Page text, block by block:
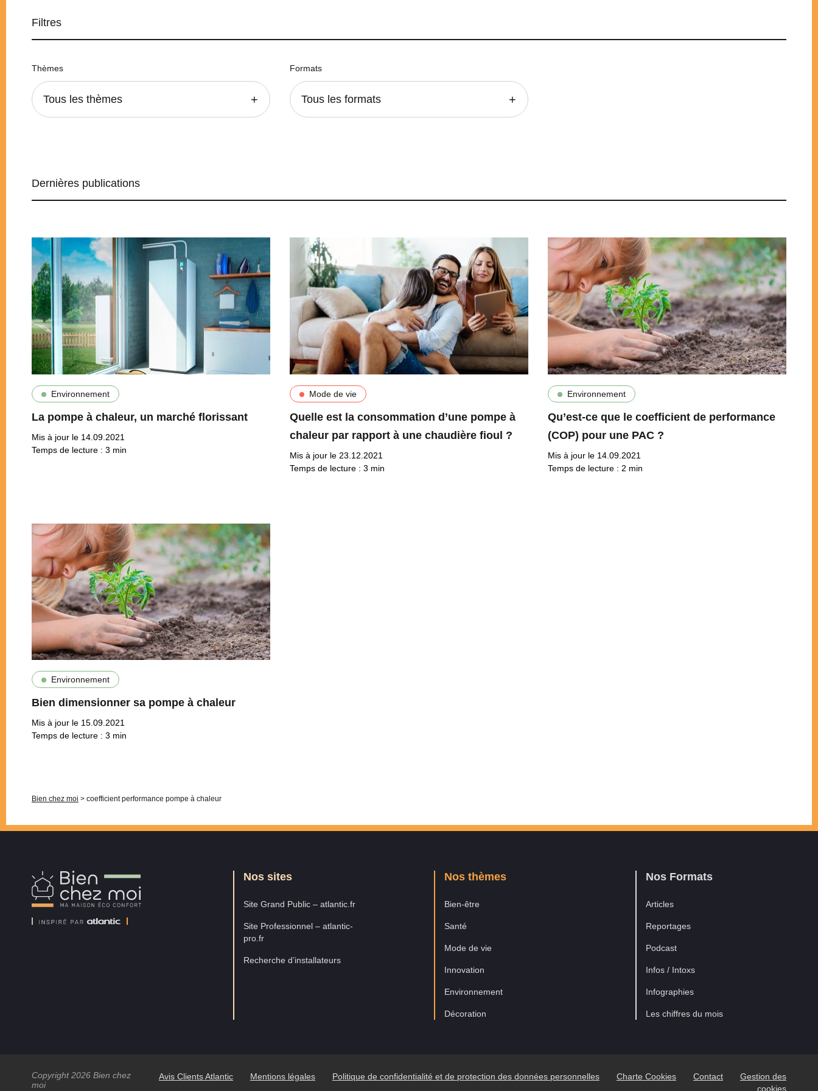
Filtres
Thèmes
Tous les thèmes
Formats
Tous les formats
Dernières publications
Environnement
La pompe à chaleur, un marché florissant
Mis à jour le 14.09.2021
Temps de lecture : 3 min
Mode de vie
Quelle est la consommation d’une pompe à
chaleur par rapport à une chaudière fioul ?
Mis à jour le 23.12.2021
Temps de lecture : 3 min
Environnement
Qu’est-ce que le coefficient de performance
(COP) pour une PAC ?
Mis à jour le 14.09.2021
Temps de lecture : 2 min
Environnement
Bien dimensionner sa pompe à chaleur
Mis à jour le 15.09.2021
Temps de lecture : 3 min
Bien chez moi > coefficient performance pompe à chaleur
Chez
Nos sites
Site Grand Public – atlantic.fr
Site Professionnel – atlantic-
pro.fr
Recherche d’installateurs
Nos thèmes
Bien-être
Santé
Mode de vie
Innovation
Environnement
Décoration
Nos Formats
Articles
Reportages
Podcast
Infos / Intoxs
Infographies
Les chiffres du mois
Copyright 2026 Bien chez
moi
Avis Clients Atlantic Mentions légales Politique de confidentialité et de protection des données personnelles Charte Cookies Contact
Gestion des
cookies